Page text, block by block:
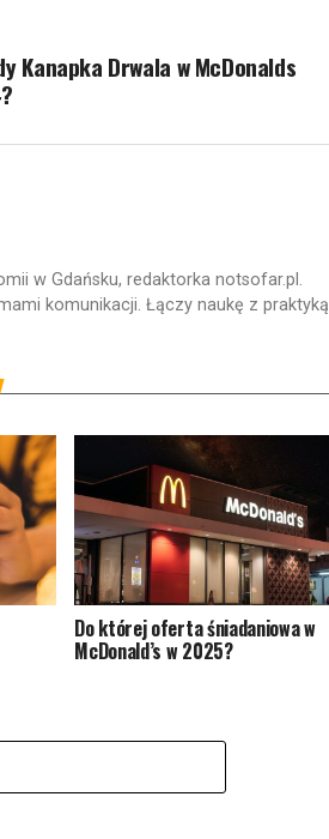
Kanapka Drwala w McDonalds
w Gdańsku, redaktorka notsofar.pl.
komunikacji. Łączy naukę z praktyką
Do której oferta śniadaniowa w
McDonald’s w 2025?